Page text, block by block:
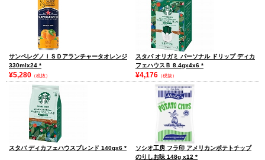
サンペレグノＩＳＤアランチャータオレンジ
330mlx24 *
¥5,280 （税抜）
スタバ オリガミ パーソナル ドリップ ディカ
フェハウスＢ 8.4gx4x6 *
¥4,176 （税抜）
スタバ ディカフェハウスブレンド 140gx6 *
ソシオ工房 フラ印 アメリカンポテトチップ
のりしお味 148g x12 *